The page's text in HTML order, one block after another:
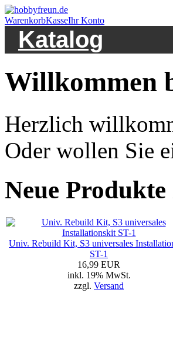
WarenkorbKasseIhr Konto
Katalog
Willkommen
Herzlich
Oder wollen Sie
Neue
Univ. Rebuild Kit, S3 universales
ST-1
16,99 EUR
inkl. 19% MwSt.
zzgl. Versand